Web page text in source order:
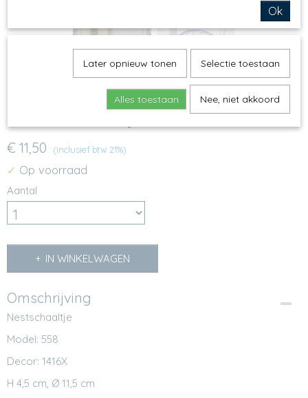
€ 11,50 (inclusief btw 21%)
✓ Op voorraad
Aantal
IN WINKELWAGEN
Omschrijving
Nestschaaltje
Model: 558
Decor: 1416X
H 4,5 cm, Ø 11,5 cm
Ok
Later opnieuw tonen Selectie toestaan
Alles toestaan Nee, niet akkoord